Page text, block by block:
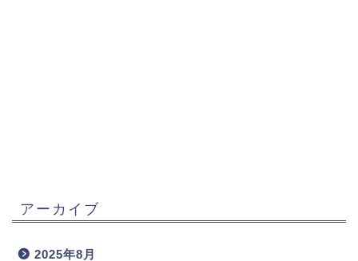
アーカイブ
2025年8月